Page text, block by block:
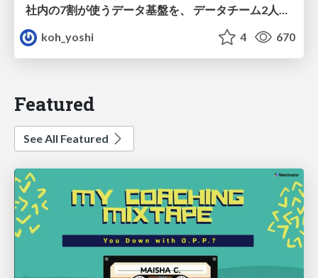
社内の7割が使うデータ基盤を、 データチーム2人で回すためにやったこと
koh_yoshi
4 670
Featured
See All Featured